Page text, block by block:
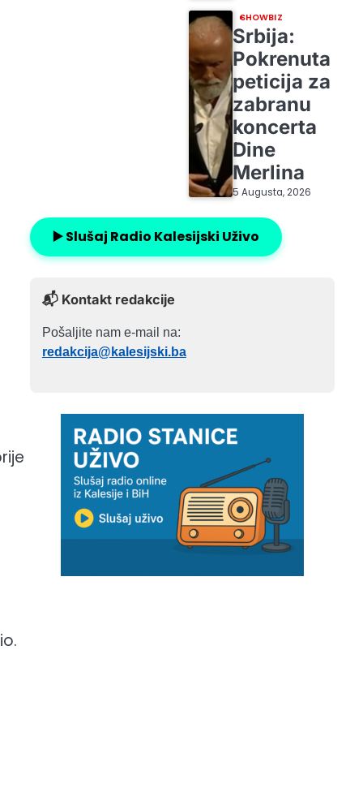
SHOWBIZ
Srbija:
Pokrenuta
peticija za
zabranu
koncerta
Dine
Merlina
5 Augusta, 2026
▶️ Slušaj Radio Kalesijski Uživo
📬 Kontakt redakcije
Pošaljite nam e-mail na:
redakcija@kalesijski.ba